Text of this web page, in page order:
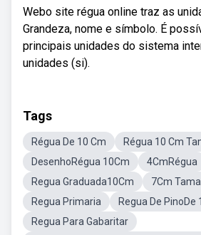
Webo site régua online traz as
Grandeza, nome e símbolo. É
principais unidades do sistema
unidades (si).
Tags
Régua De 10 Cm
Régua 10 Cm
DesenhoRégua 10Cm
4CmRégua
Regua Graduada10Cm
7Cm
Regua Primaria
Regua De PinoDe
Regua Para Gabaritar